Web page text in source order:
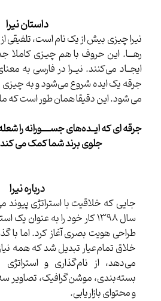
داستان نیرا
نیرا چیزی بیش از یک نام است، تلفیقی از
رهـــا. این حروف با هم چیـزی کاملا
ایجــاد می‌کنند. نیــرا در فارسی به
جرقه یک ایده شروع می‌شود و به چیزی
می شود. این دقیقا همان طور است که
جرقه ای که ایــده‌های جســـــورانه را
جلوی برند شما کمک می کند
درباره نیرا
جایی که خلاقیت با استراتژی پیوند
سال 1398 کار خود را به
طراحی هویت بصری آغاز کرد. اما با
خلاق تمام‌عیار تبدیل شد که همه
می‌دهد، از نام‌گذاری و استراتژی
بسته‌بندی، موشن‌گرافیک، تصاویر
و محتوای بازاریابی.